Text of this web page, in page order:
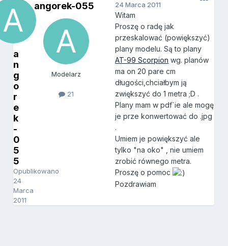
a
n
g
o
r
e
k
-
0
5
5
Opublikowano
24
Marca
2011
angorek-055
Modelarz
21
24 Marca 2011
Witam
Proszę o radę jak
przeskalować (powiększyć)
plany modelu. Są to plany
AT-99 Scorpion wg. planów
ma on 20 pare cm
długości,chciałbym ją
zwiększyć do 1 metra ;D .
Plany mam w pdf`ie ale mogę
je prze konwertować do .jpg
.
Umiem je powiększyć ale
tylko "na oko" , nie umiem
zrobić równego metra.
Proszę o pomoc
Pozdrawiam